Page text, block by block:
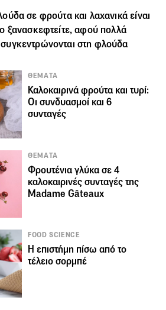
σε φρούτα και λαχανικά είναι
ξανασκεφτείτε, αφού πολλά
συγκεντρώνονται στη φλούδα
ΘΕΜΑΤΑ
Καλοκαιρινά φρούτα και τυρί:
Οι συνδυασμοί και 6
συνταγές
ΘΕΜΑΤΑ
Φρουτένια γλύκα σε 4
καλοκαιρινές συνταγές της
Madame Gâteaux
FOOD SCIENCE
Η επιστήμη πίσω από το
τέλειο σορμπέ